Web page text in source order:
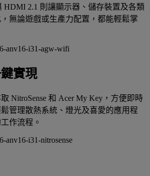
HDMI 2.1 則讓顯示器、儲存裝置及各類
無論遊戲或生產力配置，都能輕鬆掌
實現
NitroSense 和 Acer My Key，方便即時
管理散熱系統、燈光及喜愛的應用程
作流程。